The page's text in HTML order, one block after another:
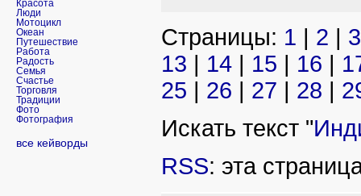
Красота
Люди
Мотоцикл
Океан
Путешествие
Работа
Радость
Семья
Счастье
Торговля
Традиции
Фото
Фотография
все кейворды
Страницы: 1 | 2 | 3
13 | 14 | 15 | 16 |
25 | 26 | 27 | 28 |
Искать текст "
RSS: эта